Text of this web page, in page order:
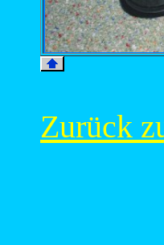
Zurück